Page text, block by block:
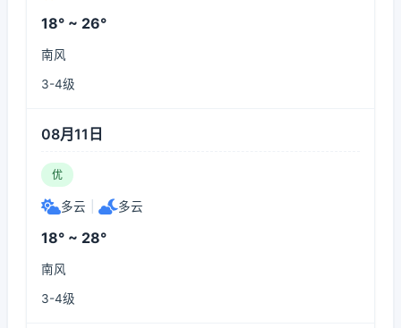
18° ~ 26°
南风
3-4级
08月11日
优
多云 多云
18° ~ 28°
南风
3-4级